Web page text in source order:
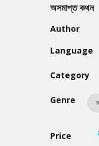
অসমাপ্ত কথন
Author
Language
Category
Genre
Price